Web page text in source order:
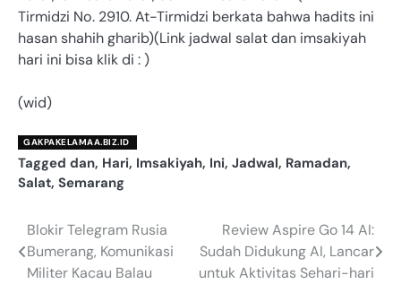
Tirmidzi No. 2910. At-Tirmidzi berkata bahwa hadits ini
hasan shahih gharib)(Link jadwal salat dan imsakiyah
hari ini bisa klik di : )
(wid)
GAKPAKELAMAA.BIZ.ID
Tagged dan, Hari, Imsakiyah, Ini, Jadwal, Ramadan,
Salat, Semarang
Navigasi
pos
Blokir Telegram Rusia
Bumerang, Komunikasi
Militer Kacau Balau
Review Aspire Go 14 AI:
Sudah Didukung AI, Lancar
untuk Aktivitas Sehari-hari